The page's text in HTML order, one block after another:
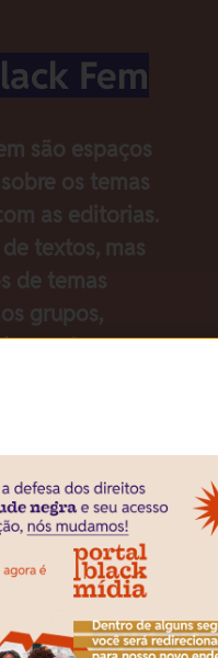
Fem
são espaços
os temas
as editorias.
textos, mas
de temas
grupos,
quer fazer
em
comunidade